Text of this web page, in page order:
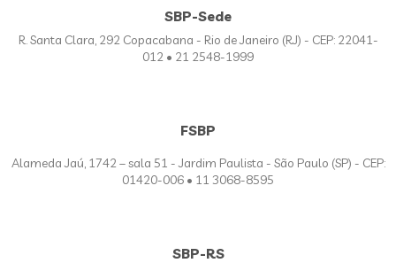
SBP-Sede
R. Santa Clara, 292 Copacabana - Rio de Janeiro (RJ) - CEP: 22041-
012 • 21 2548-1999
FSBP
Alameda Jaú, 1742 – sala 51 - Jardim Paulista - São Paulo (SP) - CEP:
01420-006 • 11 3068-8595
SBP-RS